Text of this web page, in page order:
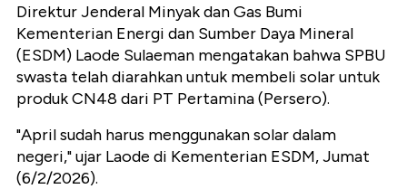
Direktur Jenderal Minyak dan Gas Bumi
Kementerian Energi dan Sumber Daya Mineral
(ESDM) Laode Sulaeman mengatakan bahwa SPBU
swasta telah diarahkan untuk membeli solar untuk
produk CN48 dari PT Pertamina (Persero).
"April sudah harus menggunakan solar dalam
negeri," ujar Laode di Kementerian ESDM, Jumat
(6/2/2026).